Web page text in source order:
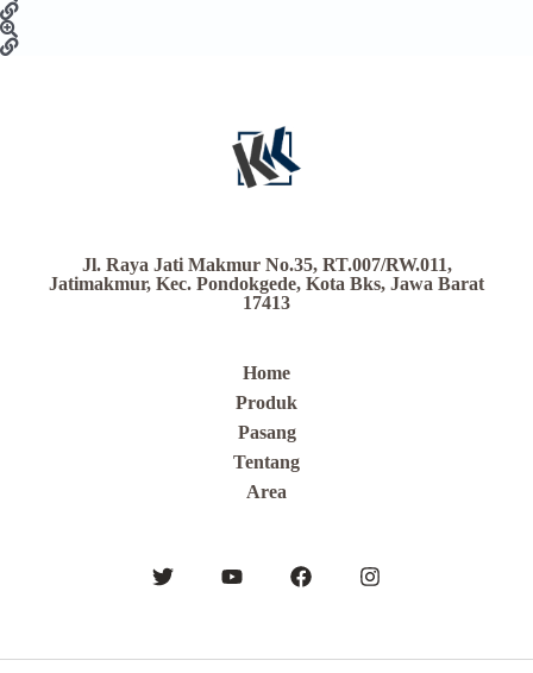
Jl. Raya Jati Makmur No.35, RT.007/RW.011,
Jatimakmur, Kec. Pondokgede, Kota Bks, Jawa Barat
17413
Home
Produk
Pasang
Tentang
Area